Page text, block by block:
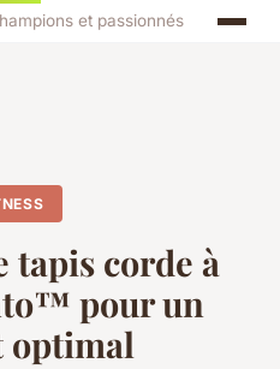
et passionnés
tapis corde à
pour un
optimal